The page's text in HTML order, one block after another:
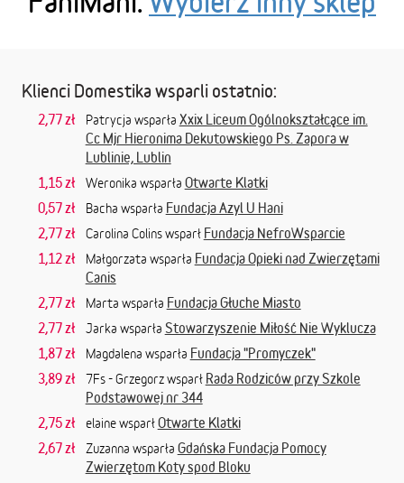
Klienci Domestika wsparli ostatnio:
2,77 zł Patrycja wsparła Xxix Liceum Ogólnokształcące im.
Cc Mjr Hieronima Dekutowskiego Ps. Zapora w
Lublinie, Lublin
1,15 zł
Weronika wsparła Otwarte Klatki
0,57 zł
Bacha wsparła Fundacja Azyl U Hani
2,77 zł
Carolina Colins wsparł Fundacja NefroWsparcie
1,12 zł
Małgorzata wsparła Fundacja Opieki nad Zwierzętami
Canis
2,77 zł
Marta wsparła Fundacja Głuche Miasto
2,77 zł
Jarka wsparła Stowarzyszenie Miłość Nie Wyklucza
1,87 zł
Magdalena wsparła Fundacja "Promyczek"
3,89 zł
7Fs - Grzegorz wsparł Rada Rodziców przy Szkole
Podstawowej nr 344
2,75 zł
elaine wsparłOtwarte Klatki
2,67 zł
Zuzanna wsparła Gdańska Fundacja Pomocy
Zwierzętom Koty spod Bloku